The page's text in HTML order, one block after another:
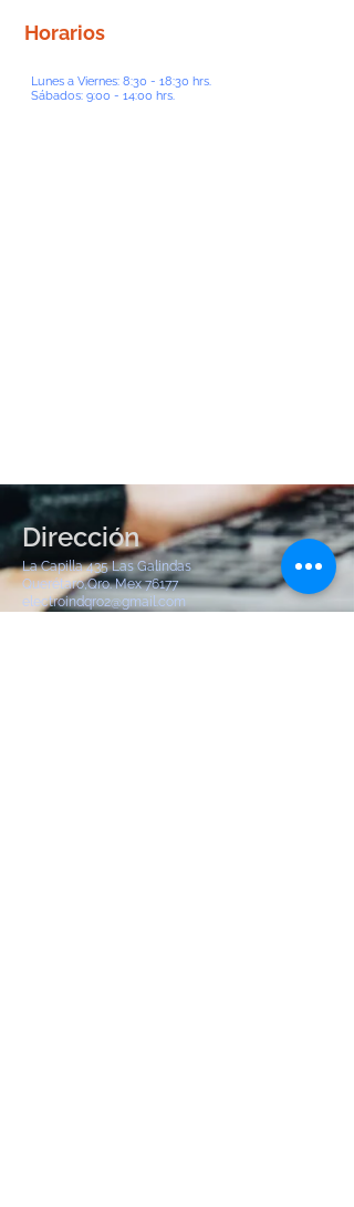
Horarios
Lunes a Viernes: 8:30 - 18:30 hrs.
Sábados: 9:00 - 14:00 hrs.
Dirección
La Capilla 435 Las Galindas
Querétaro,Qro. Mex 76177
electroindqro2@gmail.com